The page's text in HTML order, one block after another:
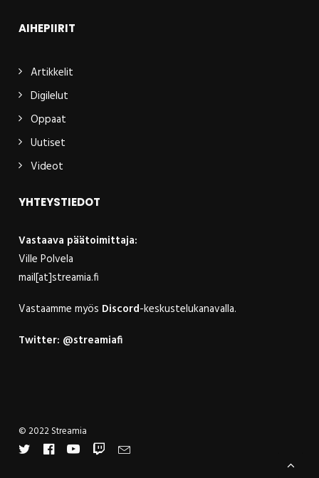
AIHEPIIRIT
Artikkelit
Digilelut
Oppaat
Uutiset
Videot
YHTEYSTIEDOT
Vastaava päätoimittaja:
Ville Polvela
mail[at]streamia.fi
Vastaamme myös Discord-keskustelukanavalla.
Twitter: @streamiafi
© 2022 Streamia